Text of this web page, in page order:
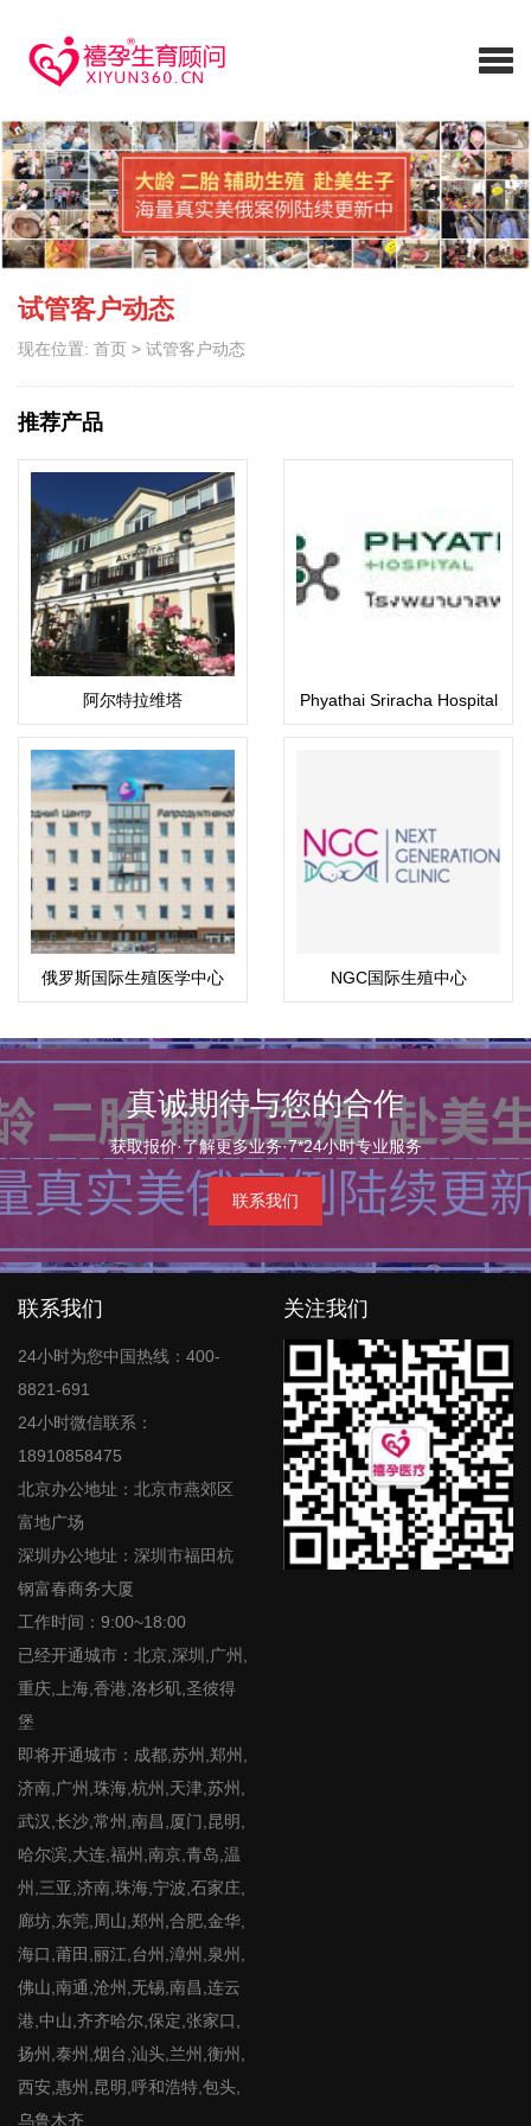
试管客户动态
现在位置: 首页 > 试管客户动态
推荐产品
阿尔特拉维塔
Phyathai Sriracha Hospital
医院
俄罗斯国际生殖医学中心
(ICRM)
NGC国际生殖中心
真诚期待与您的合作
获取报价·了解更多业务·7*24小时专业服务
联系我们
联系我们
24小时为您中国热线：400-
8821-691
24小时微信联系：
18910858475
北京办公地址：北京市燕郊区
富地广场
深圳办公地址：深圳市福田杭
钢富春商务大厦
工作时间：9:00~18:00
已经开通城市：北京,深圳,广州,
重庆,上海,香港,洛杉矶,圣彼得
堡
即将开通城市：成都,苏州,郑州,
济南,广州,珠海,杭州,天津,苏州,
武汉,长沙,常州,南昌,厦门,昆明,
哈尔滨,大连,福州,南京,青岛,温
州,三亚,济南,珠海,宁波,石家庄,
廊坊,东莞,周山,郑州,合肥,金华,
海口,莆田,丽江,台州,漳州,泉州,
佛山,南通,沧州,无锡,南昌,连云
港,中山,齐齐哈尔,保定,张家口,
扬州,泰州,烟台,汕头,兰州,衡州,
西安,惠州,昆明,呼和浩特,包头,
乌鲁木齐
关注我们